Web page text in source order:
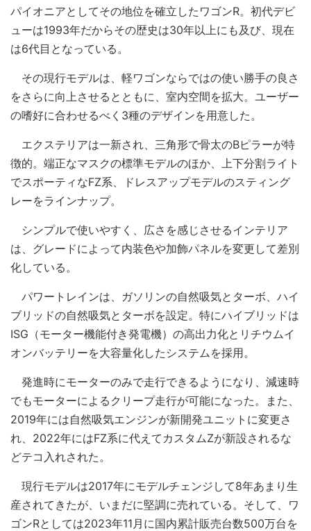
パイオニアとしてその地位を確立したワゴンR。初代デビ
ューは1993年だからその歴史は30年以上にも及び、現在
は6代目となっている。
その現行モデルは、軽ワゴンならではの使い勝手の良さ
をさらに向上させるとともに、室内空間を拡大。ユーザー
の嗜好に合わせるべく3種のデザインを用意した。
エクステリアは一新され、三角形で骨太のBピラーが特
徴的。端正なマスクの標準モデルのほか、上下分割ライト
でスポーティなFZ系、ドレスアップモデルのスティング
レーをラインナップ。
シンプルで使いやすく、広さを感じさせるインテリア
は、グレードによって内装色や加飾パネルを変更して差別
化している。
パワートレインは、ガソリンの自然吸気とターボ、ハイ
ブリッドの自然吸気とターボを設定。特にハイブリッドは
ISG（モーター機能付き発電機）の高出力化とリチウムイ
オンバッテリーを大容量化したシステムを採用。
発進時にモーターのみで走行できるようになり、減速時
でもモーターによるクリープ走行が可能になった。また、
2019年には自然吸気エンジンが新開発ユニットに変更さ
れ、2022年にはFZ系に代えてカスタムZが新設されるな
どテコ入れされた。
現行モデルは2017年にモデルチェンジして8年あまり生
産されてきたが、いまだに堅調に売れている。そして、ワ
ゴンRとしては2023年11月に国内累計販売台数500万台を